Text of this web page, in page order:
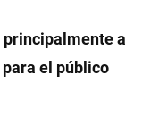
a
el público